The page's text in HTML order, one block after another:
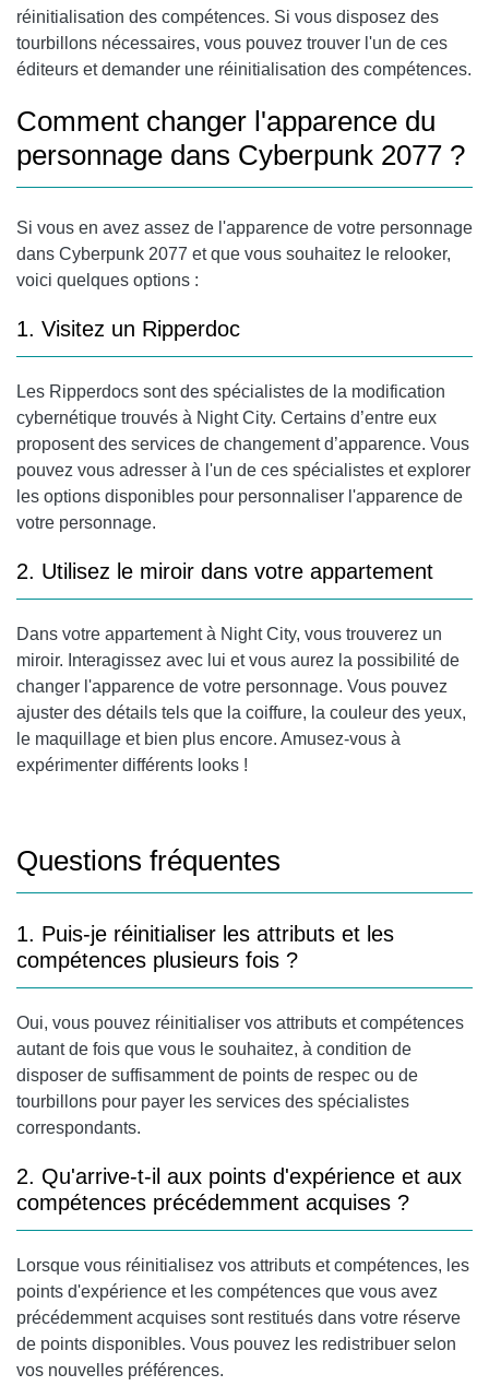
réinitialisation des compétences. Si vous disposez des
tourbillons nécessaires, vous pouvez trouver l'un de ces
éditeurs et demander une réinitialisation des compétences.
Comment changer l'apparence du
personnage dans Cyberpunk 2077 ?
Si vous en avez assez de l'apparence de votre personnage
dans Cyberpunk 2077 et que vous souhaitez le relooker,
voici quelques options :
1. Visitez un Ripperdoc
Les Ripperdocs sont des spécialistes de la modification
cybernétique trouvés à Night City. Certains d’entre eux
proposent des services de changement d’apparence. Vous
pouvez vous adresser à l'un de ces spécialistes et explorer
les options disponibles pour personnaliser l'apparence de
votre personnage.
2. Utilisez le miroir dans votre appartement
Dans votre appartement à Night City, vous trouverez un
miroir. Interagissez avec lui et vous aurez la possibilité de
changer l'apparence de votre personnage. Vous pouvez
ajuster des détails tels que la coiffure, la couleur des yeux,
le maquillage et bien plus encore. Amusez-vous à
expérimenter différents looks !
Questions fréquentes
1. Puis-je réinitialiser les attributs et les
compétences plusieurs fois ?
Oui, vous pouvez réinitialiser vos attributs et compétences
autant de fois que vous le souhaitez, à condition de
disposer de suffisamment de points de respec ou de
tourbillons pour payer les services des spécialistes
correspondants.
2. Qu'arrive-t-il aux points d'expérience et aux
compétences précédemment acquises ?
Lorsque vous réinitialisez vos attributs et compétences, les
points d'expérience et les compétences que vous avez
précédemment acquises sont restitués dans votre réserve
de points disponibles. Vous pouvez les redistribuer selon
vos nouvelles préférences.